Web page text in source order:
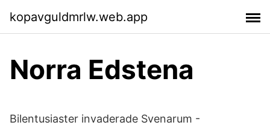
kopavguldmrlw.web.app
Norra Edstena
Bilentusiaster invaderade Svenarum -